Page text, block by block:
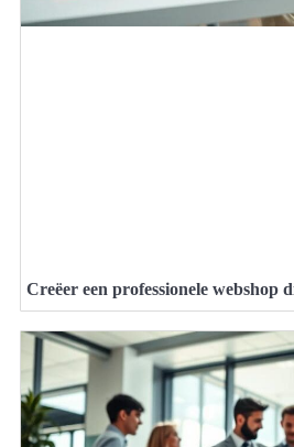
Creëer een professionele webshop